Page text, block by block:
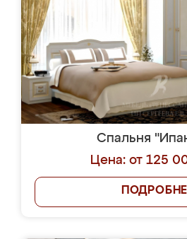
Спальня
Цена: от 125